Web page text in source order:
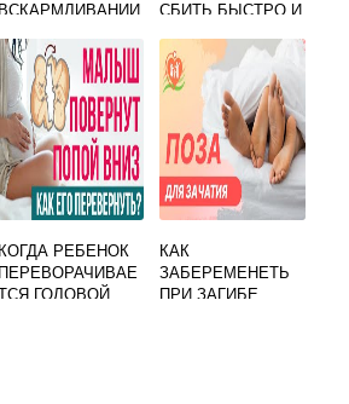
ВСКАРМЛИВАНИИ
ЕСТЬ МАМЕ?
СБИТЬ БЫСТРО И
ТЕМПЕРАТУРУ У
МЛАДЕНЦА
КОГДА РЕБЕНОК
ПЕРЕВОРАЧИВАЕ
ГОЛОВОЙ
КАК
ЗАБЕРЕМЕНЕТЬ
ПРИ ЗАГИБЕ